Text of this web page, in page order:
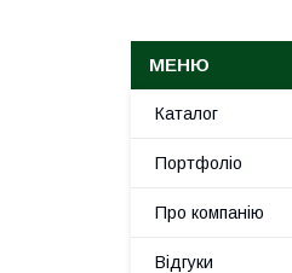
Каталог
Портфоліо
Про компанію
Відгуки